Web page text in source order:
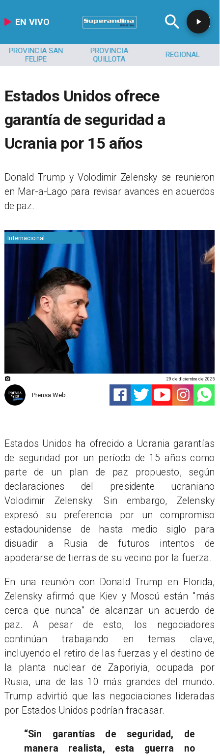
EN VIVO
PROVINCIA SAN
FELIPE
PROVINCIA
QUILLOTA
REGIONAL
Estados Unidos ofrece
garantía de seguridad a
Ucrania por 15 años
Donald Trump y Volodimir Zelensky se reunieron
en Mar-a-Lago para revisar avances en acuerdos
de paz.
Internacional
Prensa Web
29 de diciembre de 2025
Estados Unidos ha ofrecido a Ucrania garantías
de seguridad por un período de 15 años como
parte de un plan de paz propuesto, según
declaraciones del presidente ucraniano
Volodimir Zelensky. Sin embargo, Zelensky
expresó su preferencia por un compromiso
estadounidense de hasta medio siglo para
disuadir a Rusia de futuros intentos de
apoderarse de tierras de su vecino por la fuerza.
En una reunión con Donald Trump en Florida,
Zelensky afirmó que Kiev y Moscú están "más
cerca que nunca" de alcanzar un acuerdo de
paz. A pesar de esto, los negociadores
continúan trabajando en temas clave,
incluyendo el retiro de las fuerzas y el destino de
la planta nuclear de Zaporiyia, ocupada por
Rusia, una de las 10 más grandes del mundo.
Trump advirtió que las negociaciones lideradas
por Estados Unidos podrían fracasar.
“Sin garantías de seguridad, de
manera realista, esta guerra no